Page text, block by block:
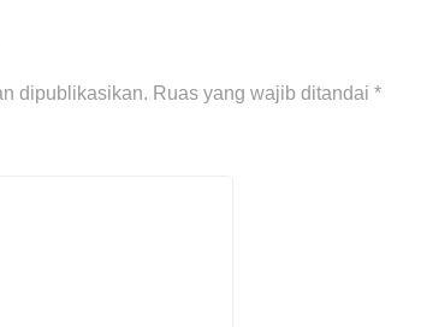
dipublikasikan. Ruas yang wajib ditandai *